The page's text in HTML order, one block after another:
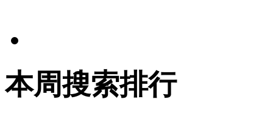
本周搜索排行